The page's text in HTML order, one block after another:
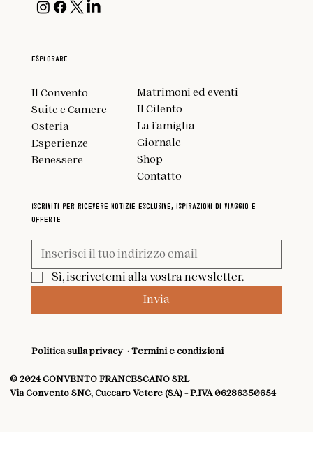
Esplorare
Il Convento
Suite e Camere
Osteria
Esperienze
Benessere
Matrimoni ed eventi
Il Cilento
La famiglia
Giornale
Shop
Contatto
Iscriviti per ricevere notizie esclusive, ispirazioni di viaggio e
offerte
Sì, iscrivetemi alla vostra newsletter.
Invia
© 2024 CONVENTO FRANCESCANO SRL
Via Convento SNC, Cuccaro Vetere (SA) - P.IVA 06286350654
Politica sulla privacy· Termini e condizioni